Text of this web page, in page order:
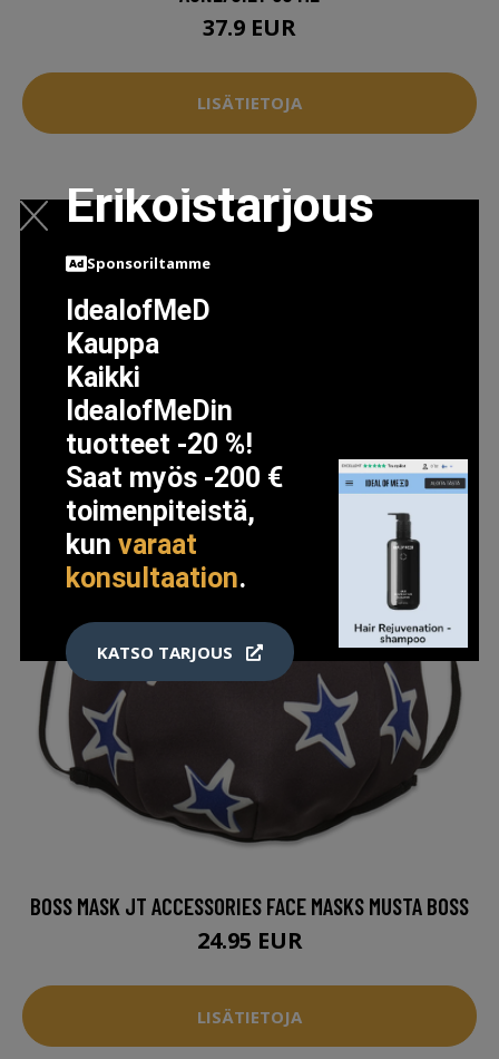
37.9 EUR
LISÄTIETOJA
BOSS MASK JT ACCESSORIES FACE MASKS MUSTA BOSS
24.95 EUR
LISÄTIETOJA
Erikoistarjous
Sponsoriltamme
IdealofMeD
Kauppa
Kaikki
IdealofMeDin
tuotteet -20 %!
Saat myös -200 €
toimenpiteistä,
kunvaraat
konsultaation.
KATSO TARJOUS